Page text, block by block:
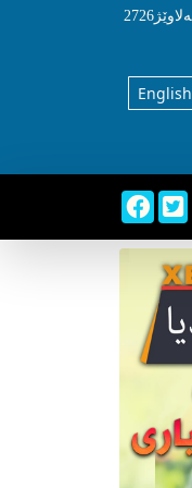
English